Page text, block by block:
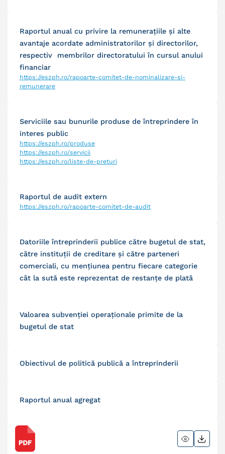
Raportul anual cu privire la remuneraţiile şi alte
avantaje acordate administratorilor şi directorilor,
respectiv membrilor directoratului în cursul anului
financiar
https://eszph.ro/rapoarte-comitet-de-nominalizare-si-
remunerare
Serviciile sau bunurile produse de întreprindere în
interes public
https://eszph.ro/produse
https://eszph.ro/servicii
https://eszph.ro/liste-de-preturi
Raportul de audit extern
https://eszph.ro/rapoarte-comitet-de-audit
Datoriile întreprinderii publice către bugetul de stat,
către instituţii de creditare şi către parteneri
comerciali, cu menţiunea pentru fiecare categorie
cât la sută este reprezentat de restanţe de plată
Valoarea subvenţiei operaţionale primite de la
bugetul de stat
Obiectivul de politică publică a întreprinderii
Raportul anual agregat